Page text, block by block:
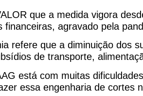
que a medida vigora
agravado pela
refere que a diminuição dos
de transporte,
está com muitas
essa engenharia de cortes